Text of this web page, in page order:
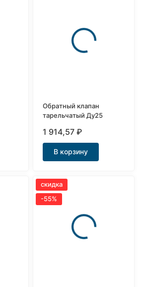
Обратный клапан
тарельчатый Ду25
1 914,57₽
В корзину
скидка
-55%